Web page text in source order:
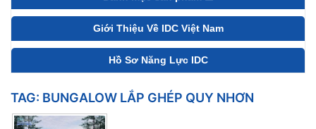
Giới Thiệu Về IDC Việt Nam
Hồ Sơ Năng Lực IDC
TAG: BUNGALOW LẮP GHÉP QUY NHƠN